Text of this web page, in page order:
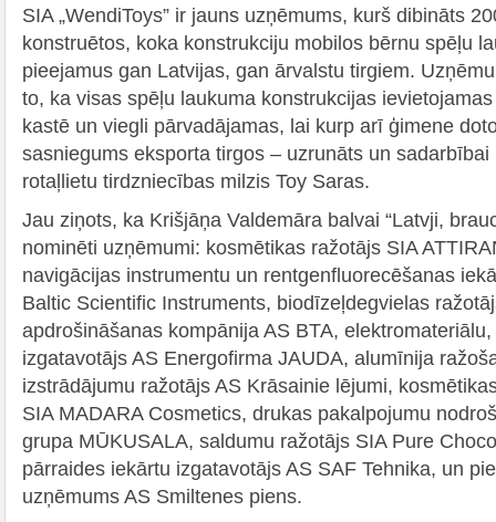
SIA „WendiToys” ir jauns uzņēmums, kurš dibināts
konstruētos, koka konstrukciju mobilos bērnu spēļu
pieejamus gan Latvijas, gan ārvalstu tirgiem.
to, ka visas spēļu laukuma konstrukcijas
kastē un viegli pārvadājamas, lai kurp arī ģimene
sasniegums eksporta tirgos – uzrunāts un
rotaļlietu tirdzniecības milzis Toy Saras.
Jau ziņots, ka Krišjāņa Valdemāra balvai “Latvji,
nominēti uzņēmumi: kosmētikas ražotājs SIA
navigācijas instrumentu un rentgenfluorecēšanas
Baltic Scientific Instruments, biodīzeļdegvielas
apdrošināšanas kompānija AS BTA,
izgatavotājs AS Energofirma JAUDA, alumīnija
izstrādājumu ražotājs AS Krāsainie lējumi,
SIA MADARA Cosmetics, drukas pakalpojumu
grupa MŪKUSALA, saldumu ražotājs SIA Pure
pārraides iekārtu izgatavotājs AS SAF Tehnika, un
uzņēmums AS Smiltenes piens.